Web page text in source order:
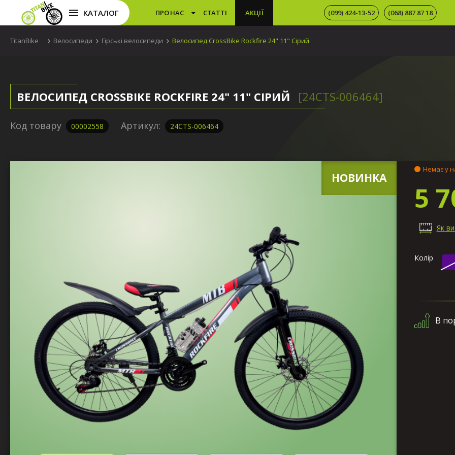
КАТАЛОГ ПРО НАС СТАТТІ АКЦІЇ (099) 424-13-52 (068) 887 87 18
TitanBike Велосипеди Гірські велосипеди Велосипед CrossBike Rockfire 24" 11" Сірий
ВЕЛОСИПЕД CROSSBIKE ROCKFIRE 24" 11" СІРИЙ [24СTS-006464]
Код товару 00002558 Артикул: 24СTS-006464
НОВИНКА
Немає у
5
Як
Колір
В